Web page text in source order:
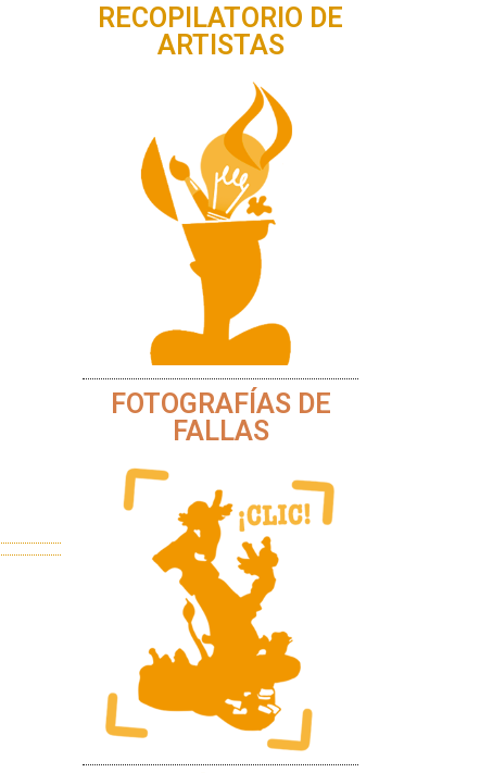
RECOPILATORIO DE
ARTISTAS
FOTOGRAFÍAS DE
FALLAS